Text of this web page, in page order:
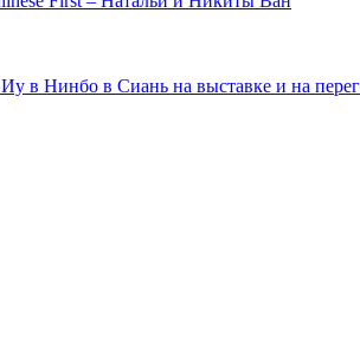
в Нинбо в Сиань на выставке и на